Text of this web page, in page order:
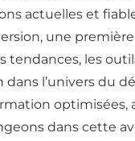
actuelles et
une
tendances, les
l’univers du
optimisées,
dans cette